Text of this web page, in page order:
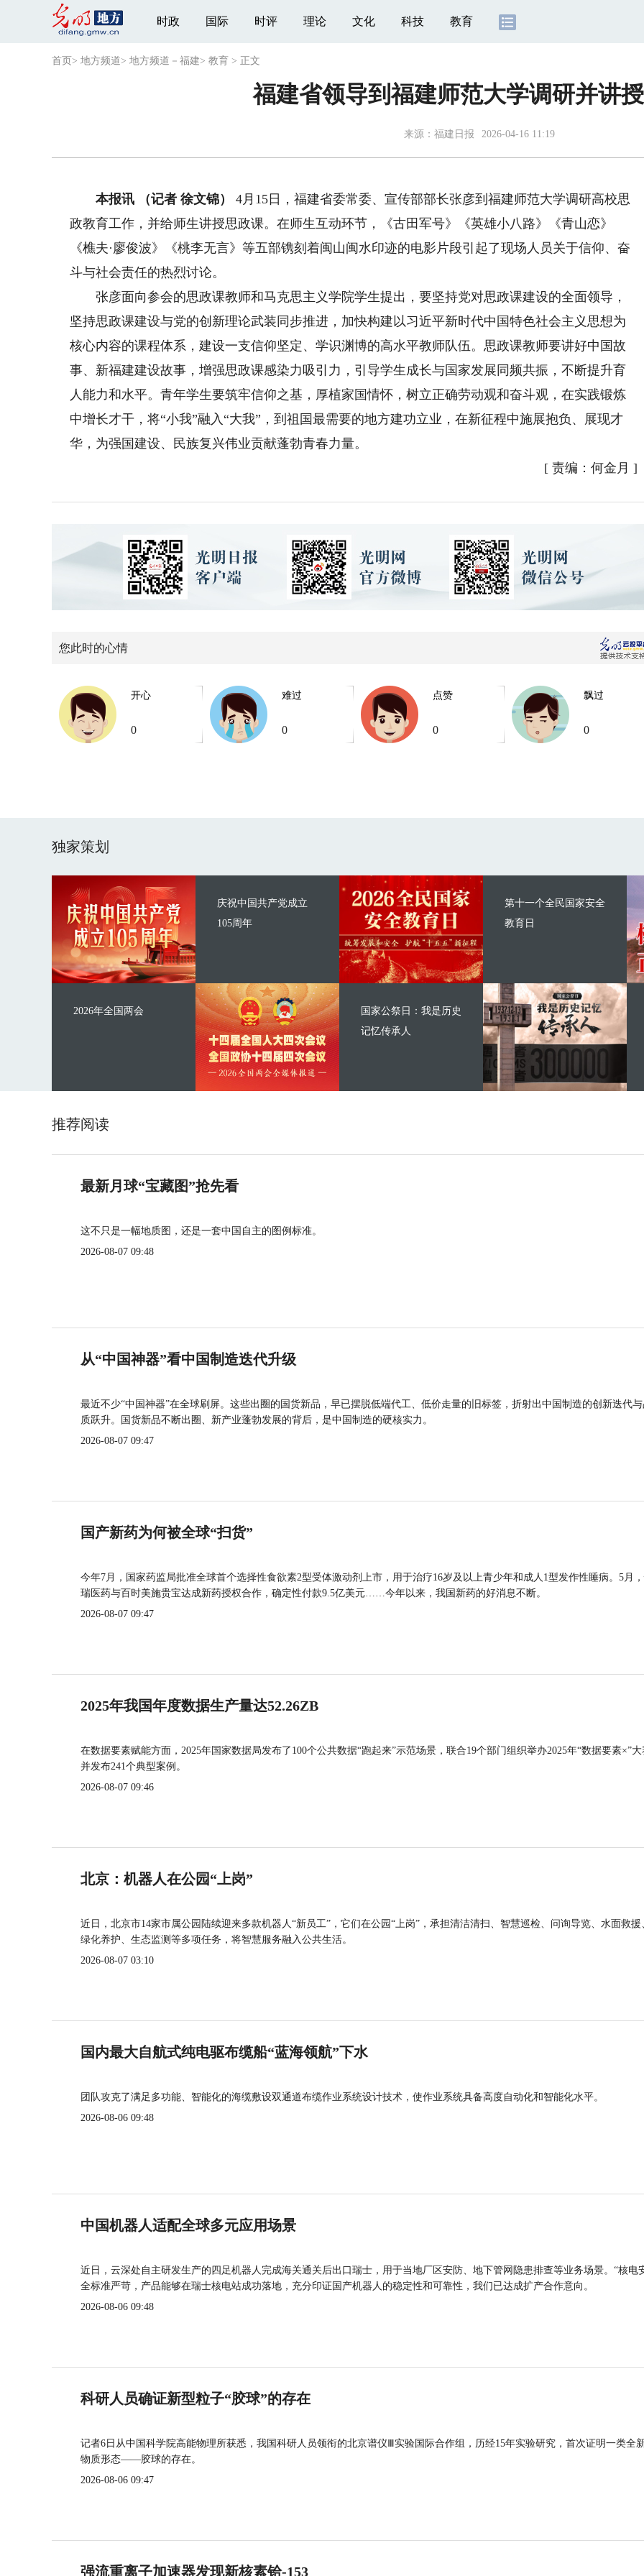
时政 国际 时评 理论 文化 科技 教育
首页 > 地方频道> 地方频道－福建> 教育 > 正文
福建省领导到福建师范大学调研并讲
来源： 福建日报 2026-04-16 11:19
本报讯 （记者 徐文锦）
4月15日，福建省委常委、宣传部部长张彦到福建师范大学调研高校思
政教育工作，并给师生讲授思政课。在师生互动环节，《古田军号》《英雄小八路》《青山恋》
《樵夫·廖俊波》《桃李无言》等五部镌刻着闽山闽水印迹的电影片段引起了现场人员关于信仰、奋
斗与社会责任的热烈讨论。
张彦面向参会的思政课教师和马克思主义学院学生提出，要坚持党对思政课建设的全面领导，
坚持思政课建设与党的创新理论武装同步推进，加快构建以习近平新时代中国特色社会主义思想为
核心内容的课程体系，建设一支信仰坚定、学识渊博的高水平教师队伍。思政课教师要讲好中国故
事、新福建建设故事，增强思政课感染力吸引力，引导学生成长与国家发展同频共振，不断提升育
人能力和水平。青年学生要筑牢信仰之基，厚植家国情怀，树立正确劳动观和奋斗观，在实践锻炼
中增长才干，将“小我”融入“大我”，到祖国最需要的地方建功立业，在新征程中施展抱负、展现才
华，为强国建设、民族复兴伟业贡献蓬勃青春力量。
[ 责编：何金月 ]
您此时的心情
开心
0
难过
0
点赞
0
飘过
0
独家策划
庆祝中国共产党成立
105周年
2026年全国两会
第十一个全民国家安全
教育日
国家公祭日：我是历史
记忆传承人
推荐阅读
最新月球“宝藏图”抢先看
这不只是一幅地质图，还是一套中国自主的图例标准。
2026-08-07 09:48
从“中国神器”看中国制造迭代升级
最近不少“中国神器”在全球刷屏。这些出圈的国货新品，早已摆脱低端代工、低价走量的旧标签，折射出中国制造的创新迭代
质跃升。国货新品不断出圈、新产业蓬勃发展的背后，是中国制造的硬核实力。
2026-08-07 09:47
国产新药为何被全球“扫货”
今年7月，国家药监局批准全球首个选择性食欲素2型受体激动剂上市，用于治疗16岁及以上青少年和成人1型发作性睡病。5月
瑞医药与百时美施贵宝达成新药授权合作，确定性付款9.5亿美元……今年以来，我国新药的好消息不断。
2026-08-07 09:47
2025年我国年度数据生产量达52.26ZB
在数据要素赋能方面，2025年国家数据局发布了100个公共数据“跑起来”示范场景，联合19个部门组织举办2025年“数据要素×”大
并发布241个典型案例。
2026-08-07 09:46
北京：机器人在公园“上岗”
近日，北京市14家市属公园陆续迎来多款机器人“新员工”，它们在公园“上岗”，承担清洁清扫、智慧巡检、问询导览、水面救援
绿化养护、生态监测等多项任务，将智慧服务融入公共生活。
2026-08-07 03:10
国内最大自航式纯电驱布缆船“蓝海领航”下水
团队攻克了满足多功能、智能化的海缆敷设双通道布缆作业系统设计技术，使作业系统具备高度自动化和智能化水平。
2026-08-06 09:48
中国机器人适配全球多元应用场景
近日，云深处自主研发生产的四足机器人完成海关通关后出口瑞士，用于当地厂区安防、地下管网隐患排查等业务场景。“核电
全标准严苛，产品能够在瑞士核电站成功落地，充分印证国产机器人的稳定性和可靠性，我们已达成扩产合作意向。
2026-08-06 09:48
科研人员确证新型粒子“胶球”的存在
记者6日从中国科学院高能物理所获悉，我国科研人员领衔的北京谱仪Ⅲ实验国际合作组，历经15年实验研究，首次证明一类全
物质形态——胶球的存在。
2026-08-06 09:47
强流重离子加速器发现新核素铪-153